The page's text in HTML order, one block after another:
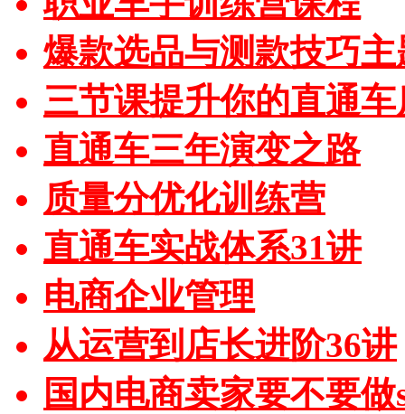
爆款选品与测款技巧主
三节课提升你的直通
直通车三年演变之路
质量分优化训练营
直通车实战体系31讲
电商企业管理
从运营到店长进阶36讲
国内电商卖家要不要做